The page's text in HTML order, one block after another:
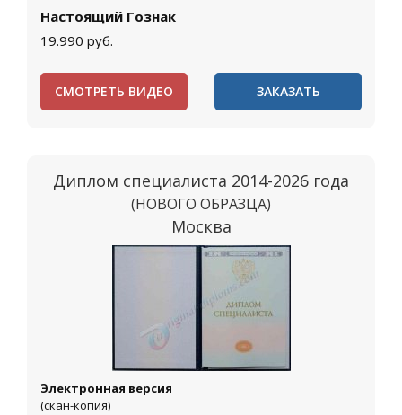
Настоящий Гознак
19.990 руб.
СМОТРЕТЬ ВИДЕО ЗАКАЗАТЬ
Диплом специалиста 2014-2026 года
(НОВОГО ОБРАЗЦА)
Москва
Электронная версия
(скан-копия)